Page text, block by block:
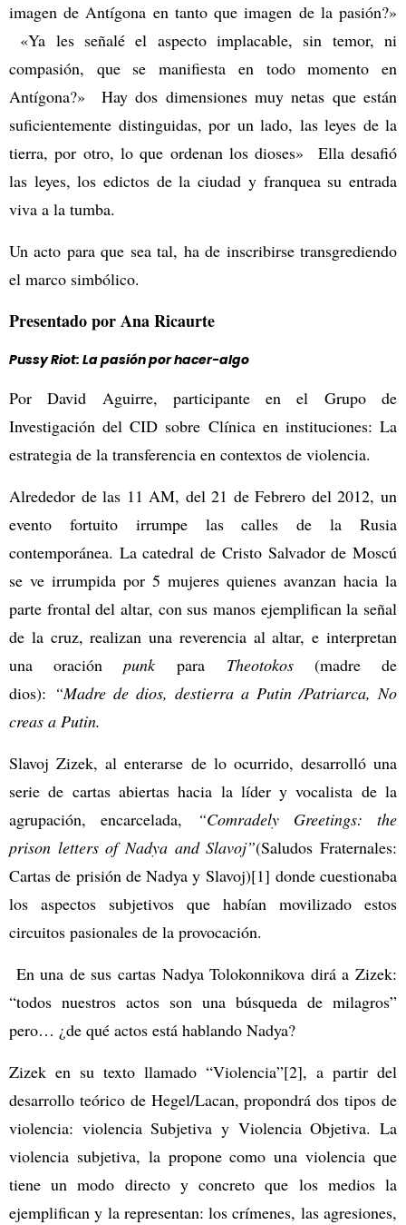
imagen de Antígona en tanto que imagen de la pasión?»
«Ya les señalé el aspecto implacable, sin temor, ni
compasión, que se manifiesta en todo momento en
Antígona?» Hay dos dimensiones muy netas que están
suficientemente distinguidas, por un lado, las leyes de la
tierra, por otro, lo que ordenan los dioses» Ella desafió
las leyes, los edictos de la ciudad y franquea su entrada
viva a la tumba.
Un acto para que sea tal, ha de inscribirse transgrediendo
el marco simbólico.
Presentado por Ana Ricaurte
Pussy Riot: La pasión por hacer-algo
Por David Aguirre, participante en el Grupo de
Investigación del CID sobre Clínica en instituciones: La
estrategia de la transferencia en contextos de violencia.
Alrededor de las 11 AM, del 21 de Febrero del 2012, un
evento fortuito irrumpe las calles de la Rusia
contemporánea. La catedral de Cristo Salvador de Moscú
se ve irrumpida por 5 mujeres quienes avanzan hacia la
parte frontal del altar, con sus manos ejemplifican la señal
de la cruz, realizan una reverencia al altar, e interpretan
una oraciónpunkpara Theotokos(madre de
dios): “Madre de dios, destierra a Putin /Patriarca, No
creas a Putin.
Slavoj Zizek, al enterarse de lo ocurrido, desarrolló una
serie de cartas abiertas hacia la líder y vocalista de la
agrupación, encarcelada,
“Comradely Greetings: the
prison letters of Nadya and Slavoj”(Saludos Fraternales:
Cartas de prisión de Nadya y Slavoj)[1] donde cuestionaba
los aspectos subjetivos que habían movilizado estos
circuitos pasionales de la provocación.
En una de sus cartas Nadya Tolokonnikova dirá a Zizek:
“todos nuestros actos son una búsqueda de milagros”
pero… ¿de qué actos está hablando Nadya?
Zizek en su texto llamado “Violencia”[2], a partir del
desarrollo teórico de Hegel/Lacan, propondrá dos tipos de
violencia: violencia Subjetiva y Violencia Objetiva. La
violencia subjetiva, la propone como una violencia que
tiene un modo directo y concreto que los medios la
ejemplifican y la representan: los crímenes, las agresiones,